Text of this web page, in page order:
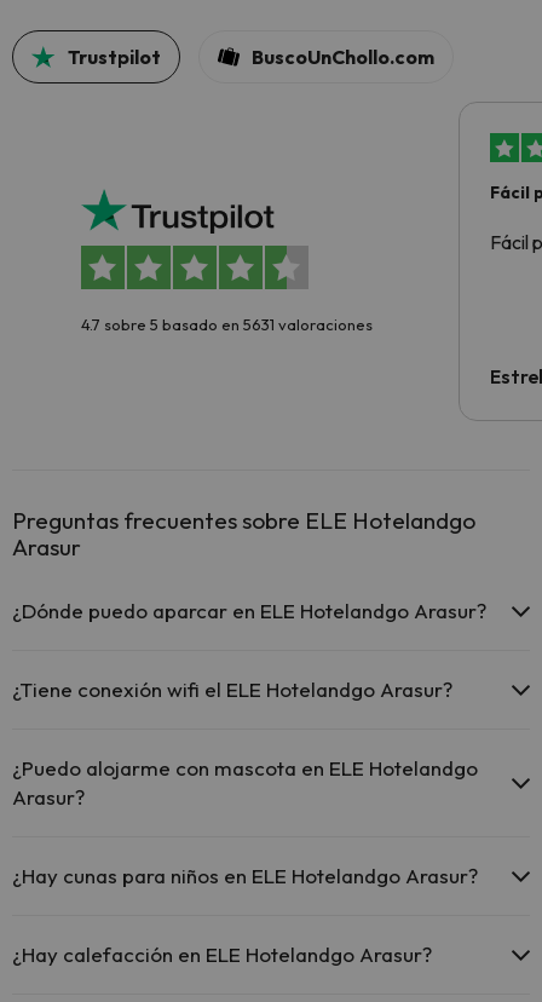
Trustpilot BuscoUnChollo.com
4.7 sobre 5 basado en 5631 valoraciones
Fácil
Fácil
Preguntas frecuentes sobre ELE Hotelandgo
Arasur
¿Dónde puedo aparcar en ELE Hotelandgo Arasur?
aparcamiento (bajo disponibilidad):
Parking exterior gratuito
¿Tiene conexión wifi el ELE Hotelandgo Arasur?
¿Puedo alojarme con mascota en ELE Hotelandgo
Arasur?
petición). Consulta las condiciones.
¿Hay cunas para niños en ELE Hotelandgo Arasur?
(solicítalo antes de iniciar tu viaje).
¿Hay calefacción en ELE Hotelandgo Arasur?